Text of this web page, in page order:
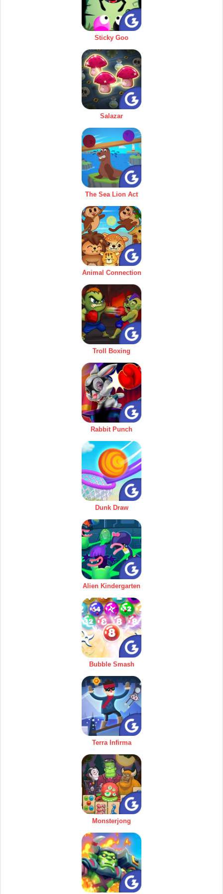
Sticky Goo
Salazar
The Sea Lion Act
Animal Connection
Troll Boxing
Rabbit Punch
Dunk Draw
Alien Kindergarten
Bubble Smash
Terra Infirma
Monsterjong